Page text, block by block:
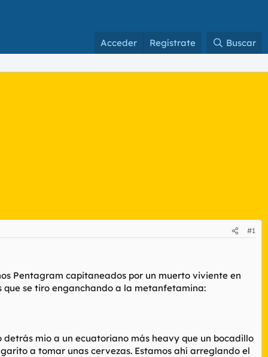
Acceder Regístrate Buscar
#1
Pentagram capitaneados por un muerto viviente en
que se tiro enganchando a la metanfetamina:
mio a un ecuatoriano más heavy que un bocadillo
a tomar unas cervezas. Estamos ahí arreglando el